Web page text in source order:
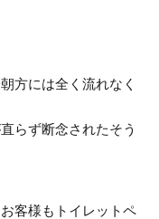
方には全く流れなく
らず断念されたそう
客様もトイレットペ